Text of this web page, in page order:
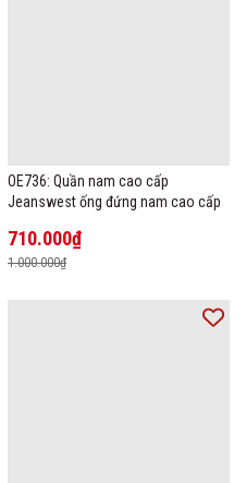
OE736: Quần nam cao cấp
Jeanswest ống đứng nam cao cấp
710.000₫
1.000.000₫